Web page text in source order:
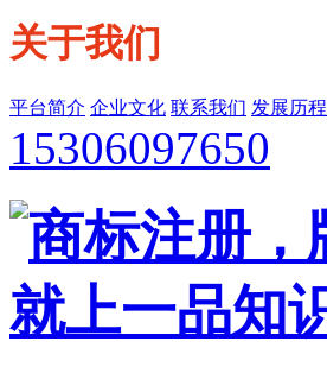
关于我们
平台简介 企业文化 联系我们 发展历程
15306097650